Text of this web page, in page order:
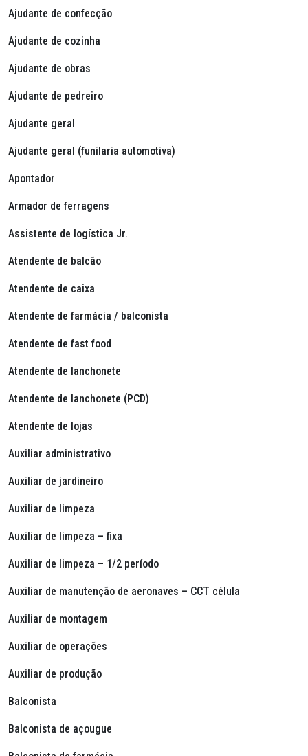
Ajudante de confecção
Ajudante de cozinha
Ajudante de obras
Ajudante de pedreiro
Ajudante geral
Ajudante geral (funilaria automotiva)
Apontador
Armador de ferragens
Assistente de logística Jr.
Atendente de balcão
Atendente de caixa
Atendente de farmácia / balconista
Atendente de fast food
Atendente de lanchonete
Atendente de lanchonete (PCD)
Atendente de lojas
Auxiliar administrativo
Auxiliar de jardineiro
Auxiliar de limpeza
Auxiliar de limpeza – fixa
Auxiliar de limpeza – 1/2 período
Auxiliar de manutenção de aeronaves – CCT célula
Auxiliar de montagem
Auxiliar de operações
Auxiliar de produção
Balconista
Balconista de açougue